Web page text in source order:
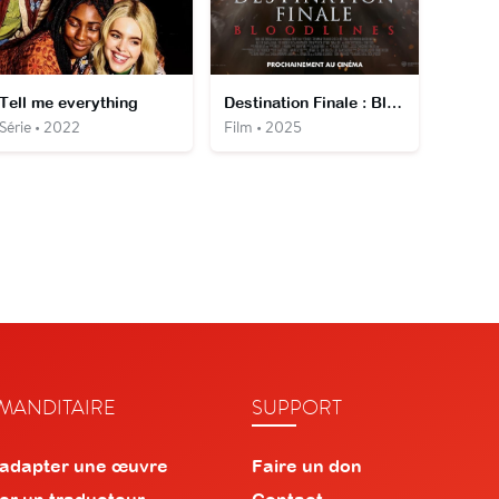
me everything
• 2022
Destination Finale : Bloodlines
Film • 2025
une œuvre
SUPPORT
Faire un don